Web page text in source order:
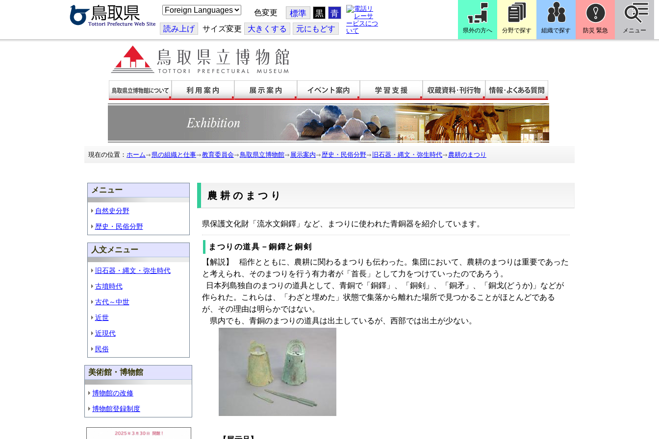
こ
の
ジ
を
翻
訳
す
る
色変更 標準 黒 青
読み上げ サイズ変更 大きくする 元にもどす 県外の方へ 分野で探す 組織で探す 防災 緊急 メニュー
現在の位置： ホーム 県の組織と仕事 教育委員会 鳥取県立博物館 展示案内 歴史・民俗分野 旧石器・縄文・弥生時代 農耕のまつり
メニュー
自然史分野
歴史・民俗分野
人文メニュー
旧石器・縄文・弥生時代
古墳時代
古代～中世
近世
近現代
民俗
美術館・博物館
博物館の改修
博物館登録制度
農耕のまつり
県保護文化財「流水文銅鐸」など、まつりに使われた青銅器を紹介しています。
まつりの道具－銅鐸と銅剣
【解説】 稲作とともに、農耕に関わるまつりも伝わった。集団において、農耕のまつりは重要であった
と考えられ、そのまつりを行う有力者が「首長」として力をつけていったのであろう。
日本列島独自のまつりの道具として、青銅で「銅鐸」、「銅剣」、「銅矛」、「銅戈(どうか)」などが
作られた。これらは、「わざと埋めた」状態で集落から離れた場所で見つかることがほとんどである
が、その理由は明らかではない。
県内でも、青銅のまつりの道具は出土しているが、西部では出土が少ない。